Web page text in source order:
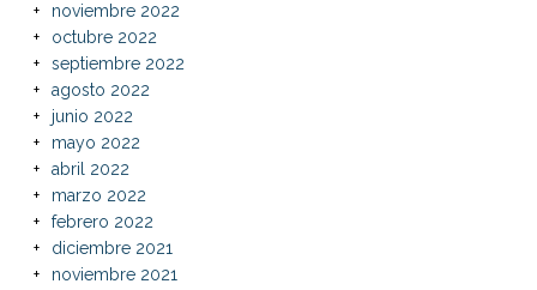
noviembre 2022
octubre 2022
septiembre 2022
agosto 2022
junio 2022
mayo 2022
abril 2022
marzo 2022
febrero 2022
diciembre 2021
noviembre 2021